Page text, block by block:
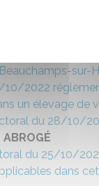
du 15/11/
du 14/11/
sur-
10/2022
un élevage de
du 28/10/
ABROGÉ
du 25/10/
dans